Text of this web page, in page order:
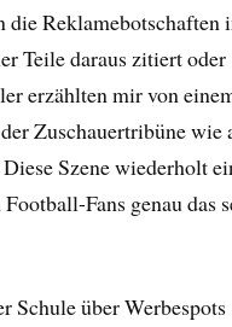
die Reklamebotschaften
Teile daraus zitiert oder
erzählten mir von
Zuschauertribüne wie
Diese Szene wiederholt
Fans genau das
Schule über Werbespots